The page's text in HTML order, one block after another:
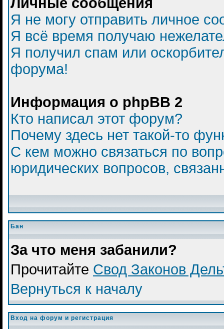
Я не могу отправить личное
Я всё время получаю
Я получил спам или
форума!
Информация о phpBB 2
Кто написал этот форум?
Почему здесь нет такой-то
С кем можно связаться по
юридических вопросов,
Бан
За что меня забанили?
Прочитайте Свод Законов
Вернуться к началу
Вход на форум и регистрация